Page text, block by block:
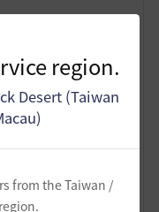
region.
Desert (Taiwan
from the Taiwan /
其他